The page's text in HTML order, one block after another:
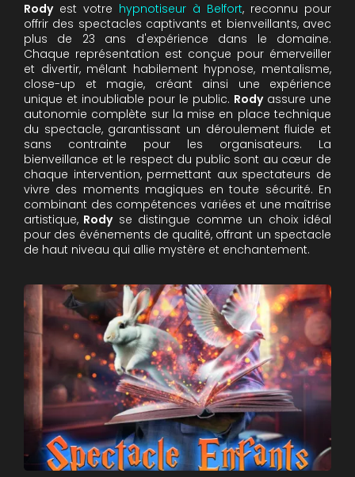
Rodyest votre hypnotiseur à Belfort, reconnu pour
offrir des spectacles captivants et bienveillants, avec
plus de 23 ans d'expérience dans le domaine.
Chaque représentation est conçue pour émerveiller
et divertir, mêlant habilement hypnose, mentalisme,
close-up et magie, créant ainsi une expérience
unique et inoubliable pour le public. Rodyassure une
autonomie complète sur la mise en place technique
du spectacle, garantissant un déroulement fluide et
sans contrainte pour les organisateurs. La
bienveillance et le respect du public sont au cœur de
chaque intervention, permettant aux spectateurs de
vivre des moments magiques en toute sécurité. En
combinant des compétences variées et une maîtrise
artistique, Rodyse distingue comme un choix idéal
pour des événements de qualité, offrant un spectacle
de haut niveau qui allie mystère et enchantement.